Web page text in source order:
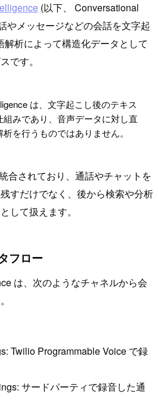
(以下、 Conversational
やメッセージなどの会話を文字起
解析によって構造化データとして
です。
は、文字起こし後のテキス
組みであり、音声データに対し直
を行うものではありません。
合されており、通話やチャットを
すだけでなく、後から検索や分析
して扱えます。
フロー
は、次のようなチャネルから会
Twilio Programmable Voice で録
サードパーティで録音した通